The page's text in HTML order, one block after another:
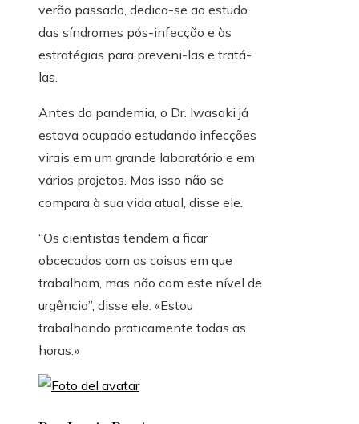
verão passado, dedica-se ao estudo
das síndromes pós-infecção e às
estratégias para preveni-las e tratá-
las.
Antes da pandemia, o Dr. Iwasaki já
estava ocupado estudando infecções
virais em um grande laboratório e em
vários projetos. Mas isso não se
compara à sua vida atual, disse ele.
“Os cientistas tendem a ficar
obcecados com as coisas em que
trabalham, mas não com este nível de
urgência”, disse ele. «Estou
trabalhando praticamente todas as
horas.»